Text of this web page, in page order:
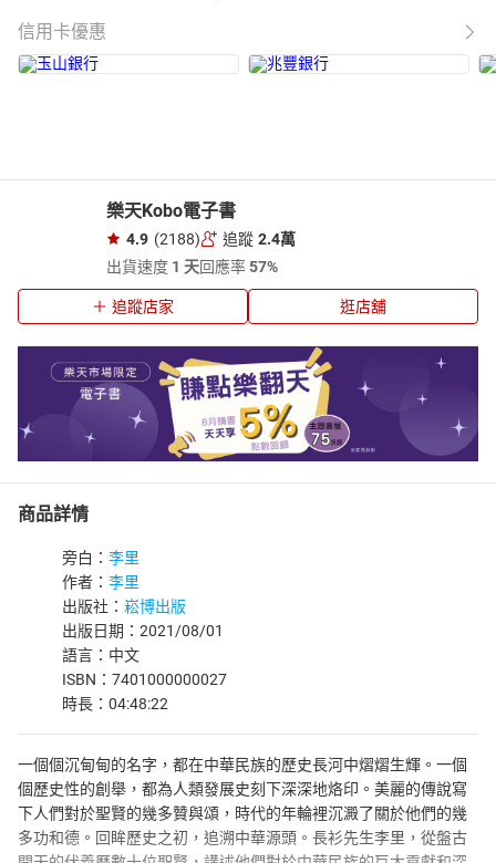
信用卡優惠
樂天Kobo電子書
4.9 (2188) 追蹤 2.4萬
出貨速度 1 天回應率57%
追蹤店家 逛店舖
商品詳情
旁白： 李里
作者： 李里
出版社： 崧博出版
出版日期：2021/08/01
語言：中文
ISBN：7401000000027
時長：04:48:22
一個個沉甸甸的名字，都在中華民族的歷史長河中熠熠生輝。一個
個歷史性的創舉，都為人類發展史刻下深深地烙印。美麗的傳說寫
下人們對於聖賢的幾多贊與頌，時代的年輪裡沉澱了關於他們的幾
多功和德。回眸歷史之初，追溯中華源頭。長衫先生李里，從盤古